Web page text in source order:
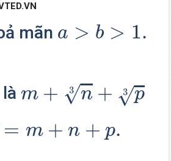
mãn a > b > 1.
a >b >1.
là m + 3
√n + 3
√p
n 3+p 3
= m + n + p.
+n + p.